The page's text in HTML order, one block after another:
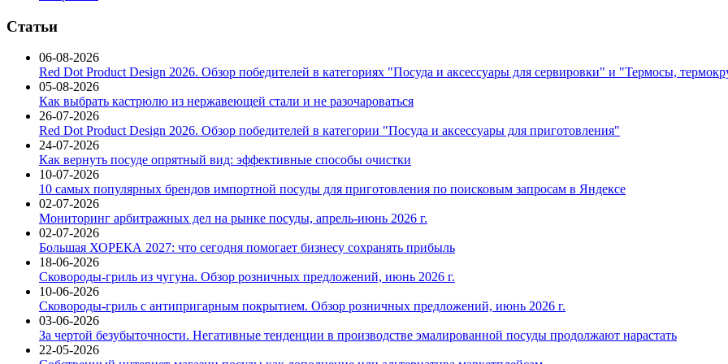
Статьи
06-08-2026
Red Dot Product Design 2026. Обзор победителей в категориях "Посуда и аксессуары для сервировки" и "Термосы,
05-08-2026
Как выбрать кастрюлю из нержавеющей стали и не разочароваться
26-07-2026
Red Dot Product Design 2026. Обзор победителей в категории "Посуда и аксессуары для приготовления"
24-07-2026
Как вернуть посуде опрятный вид: эффективные способы очистки
10-07-2026
10 самых популярных брендов импортной посуды для приготовления по поисковым запросам в Яндексе
02-07-2026
Мониторинг арбитражных дел на рынке посуды, апрель-июнь 2026 г.
02-07-2026
Большая ХОРЕКА 2027: что сегодня помогает бизнесу сохранять прибыль
18-06-2026
Сковороды-гриль из чугуна. Обзор розничных предложений, июнь 2026 г.
10-06-2026
Сковороды-гриль с антипригарным покрытием. Обзор розничных предложений, июнь 2026 г.
03-06-2026
За чертой безубыточности. Негативные тенденции в производстве эмалированной посуды продолжают нарастать
22-05-2026